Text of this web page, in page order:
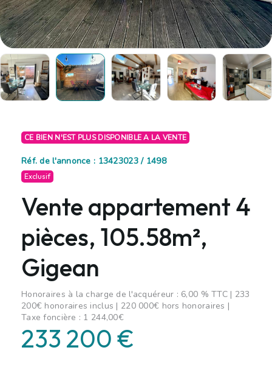
CE BIEN N'EST PLUS DISPONIBLE A LA VENTE
Réf. de l'annonce : 13423023 / 1498
Exclusif
Vente appartement 4
pièces, 105.58m²,
Gigean
Honoraires à la charge de l'acquéreur : 6,00 % TTC | 233
200€ honoraires inclus | 220 000€ hors honoraires |
Taxe foncière : 1 244,00€
233 200 €